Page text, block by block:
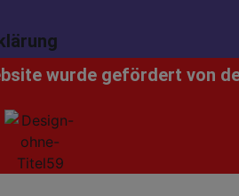
wurde gefördert von